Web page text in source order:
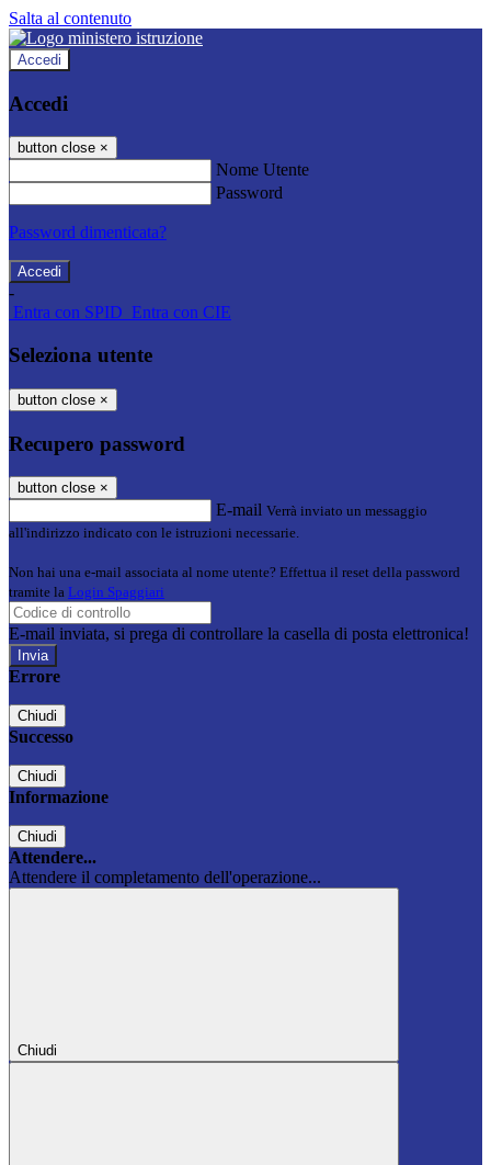
Salta al contenuto
Accedi
Accedi
button close ×
Nome Utente
Password
Password dimenticata?
-
Entra con SPID Entra con CIE
Seleziona utente
button close ×
Recupero password
button close ×
E-mail Verrà inviato un messaggio
all'indirizzo indicato con le istruzioni necessarie.
Non hai una e-mail associata al nome utente? Effettua il reset della password
tramite la Login Spaggiari
E-mail inviata, si prega di controllare la casella di posta elettronica!
Errore
Chiudi
Successo
Chiudi
Informazione
Chiudi
Attendere...
Attendere il completamento dell'operazione...
Chiudi